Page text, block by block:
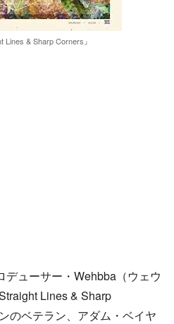
Lines & Sharp Corners』
ューサー・Wehbba（ウェウ
Lines & Sharp
のベテラン、アダム・ベイヤ